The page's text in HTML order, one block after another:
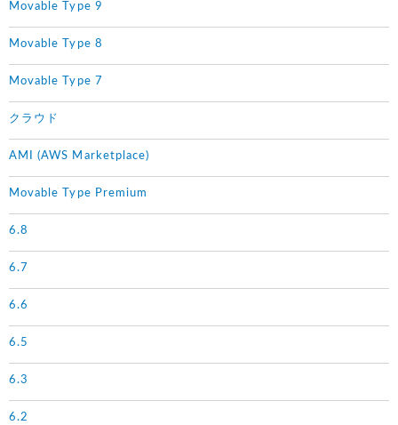
Movable Type 9
Movable Type 8
Movable Type 7
クラウド
AMI (AWS Marketplace)
Movable Type Premium
6.8
6.7
6.6
6.5
6.3
6.2